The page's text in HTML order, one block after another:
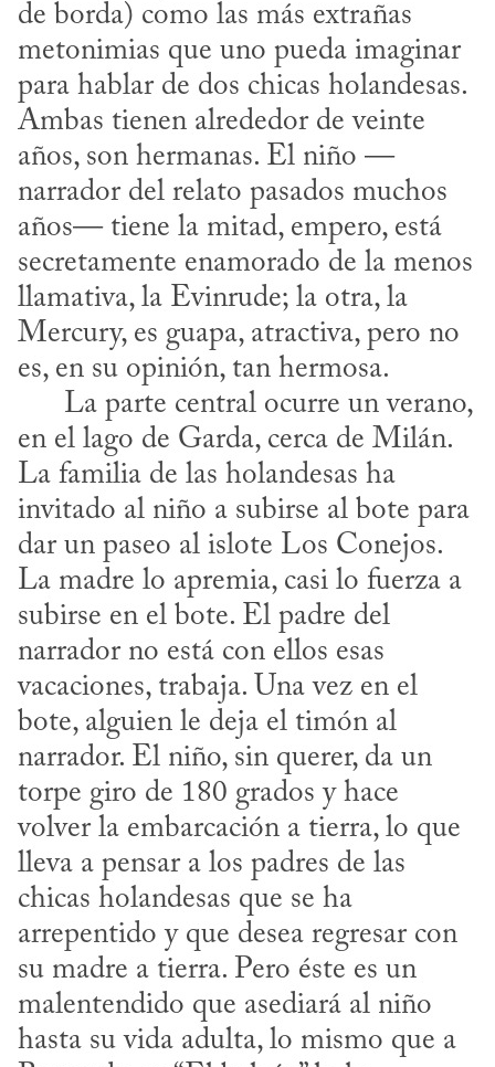
de borda) como las más extrañas
metonimias que uno pueda imaginar
para hablar de dos chicas holandesas.
Ambas tienen alrededor de veinte
años, son hermanas. El niño —
narrador del relato pasados muchos
años— tiene la mitad, empero, está
secretamente enamorado de la menos
llamativa, la Evinrude; la otra, la
Mercury, es guapa, atractiva, pero no
es, en su opinión, tan hermosa.
en el lago de Garda, cerca de Milán.
La familia de las holandesas ha
invitado al niño a subirse al bote para
dar un paseo al islote Los Conejos.
La madre lo apremia, casi lo fuerza a
subirse en el bote. El padre del
narrador no está con ellos esas
vacaciones, trabaja. Una vez en el
bote, alguien le deja el timón al
narrador. El niño, sin querer, da un
torpe giro de 180 grados y hace
volver la embarcación a tierra, lo que
lleva a pensar a los padres de las
chicas holandesas que se ha
arrepentido y que desea regresar con
su madre a tierra. Pero éste es un
malentendido que asediará al niño
hasta su vida adulta, lo mismo que a